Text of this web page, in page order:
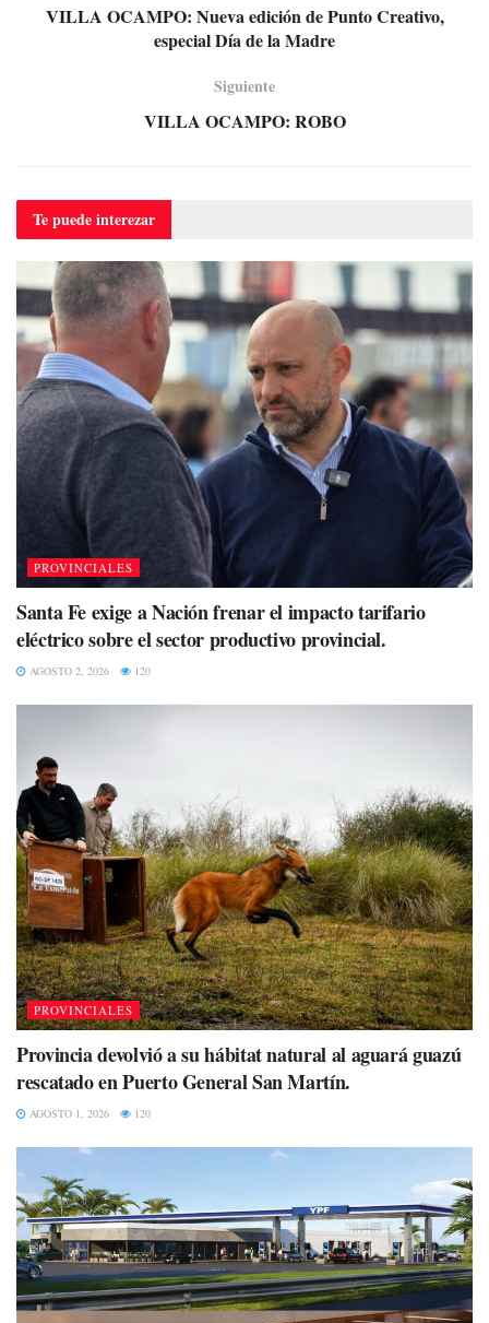
VILLA OCAMPO: Nueva edición de Punto Creativo,
especial Día de la Madre
Siguiente
VILLA OCAMPO: ROBO
Te puedeinterezar
PROVINCIALES
Santa Fe exige a Nación frenar el impacto tarifario
eléctrico sobre el sector productivo provincial.
AGOSTO 2, 2026 120
PROVINCIALES
Provincia devolvió a su hábitat natural al aguará guazú
rescatado en Puerto General San Martín.
AGOSTO 1, 2026 120